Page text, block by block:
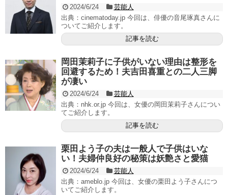
2024/6/24
芸能人
出典：cinematoday.jp 今回は、俳優の音尾琢真さんに
ついてご紹介します。
記事を読む
岡田茉莉子に子供がいない理由は整形を
回避するため！夫吉田喜重との二人三脚
が凄い
2024/6/24
芸能人
出典：nhk.or.jp 今回は、女優の岡田茉莉子さんについ
てご紹介します。
記事を読む
栗田よう子の夫は一般人で子供はいな
い！夫婦仲良好の秘策は妖艶さと愛猫
2024/6/24
芸能人
出典：ameblo.jp 今回は、女優の栗田よう子さんにつ
いてご紹介します。